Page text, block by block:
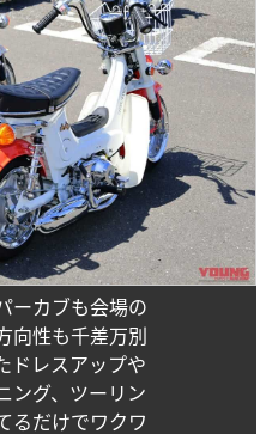
ーカブも会場の
向性も千差万別
ドレスアップや
ング、ツーリン
るだけでワクワ